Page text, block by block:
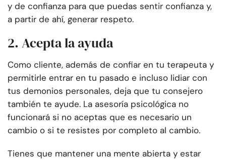
y de confianza para que puedas sentir confianza y,
a partir de ahí, generar respeto.
2. Acepta la ayuda
Como cliente, además de confiar en tu terapeuta y
permitirle entrar en tu pasado e incluso lidiar con
tus demonios personales, deja que tu consejero
también te ayude. La asesoría psicológica no
funcionará si no aceptas que es necesario un
cambio o si te resistes por completo al cambio.
Tienes que mantener una mente abierta y estar